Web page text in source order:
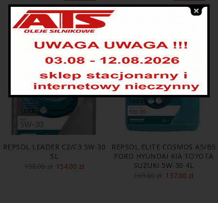
REPSOL LEADER C2/C3 5W-30
5L
198.00zł 154.00 zł
REPSOL ELITE COSMOS A5/B5
FORD HYUNDAI KIA TOYOTA
SUZUKI 5W-30 4L
169.00zł 137.00 zł